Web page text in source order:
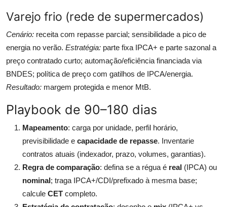
Varejo frio (rede de supermercados)
Cenário: receita com repasse parcial; sensibilidade a pico de
energia no verão. Estratégia: parte fixa IPCA+ e parte sazonal a
preço contratado curto; automação/eficiência financiada via
BNDES; política de preço com gatilhos de IPCA/energia.
Resultado: margem protegida e menor MtB.
Playbook de 90–180 dias
Mapeamento: carga por unidade, perfil horário,
previsibilidade e capacidade de repasse. Inventarie
contratos atuais (indexador, prazo, volumes, garantias).
Regra de comparação: defina se a régua é real (IPCA) ou
nominal; traga IPCA+/CDI/prefixado à mesma base;
calcule CET completo.